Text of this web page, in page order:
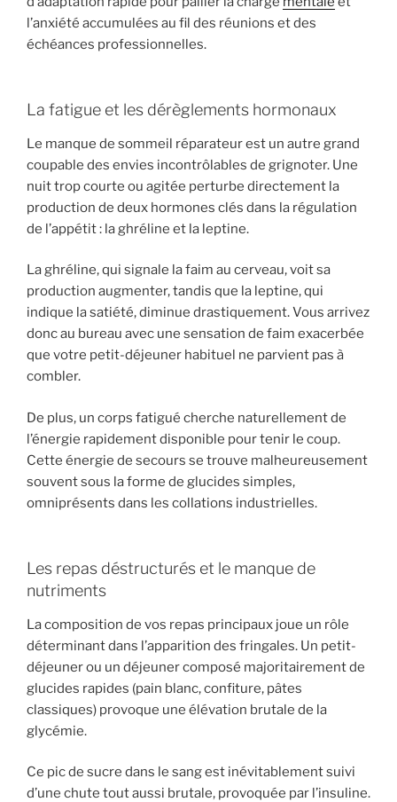
l’anxiété accumulées au fil des réunions et des
échéances professionnelles.
La fatigue et les dérèglements hormonaux
Le manque de sommeil réparateur est un autre grand
coupable des envies incontrôlables de grignoter. Une
nuit trop courte ou agitée perturbe directement la
production de deux hormones clés dans la régulation
de l’appétit : la ghréline et la leptine.
La ghréline, qui signale la faim au cerveau, voit sa
production augmenter, tandis que la leptine, qui
indique la satiété, diminue drastiquement. Vous arrivez
donc au bureau avec une sensation de faim exacerbée
que votre petit-déjeuner habituel ne parvient pas à
combler.
De plus, un corps fatigué cherche naturellement de
l’énergie rapidement disponible pour tenir le coup.
Cette énergie de secours se trouve malheureusement
souvent sous la forme de glucides simples,
omniprésents dans les collations industrielles.
Les repas déstructurés et le manque de
nutriments
La composition de vos repas principaux joue un rôle
déterminant dans l’apparition des fringales. Un petit-
déjeuner ou un déjeuner composé majoritairement de
glucides rapides (pain blanc, confiture, pâtes
classiques) provoque une élévation brutale de la
glycémie.
Ce pic de sucre dans le sang est inévitablement suivi
d’une chute tout aussi brutale, provoquée par l’insuline.